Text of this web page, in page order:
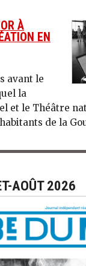
À
EN
avant le
la
et le Théâtre
de la
AOÛT 2026